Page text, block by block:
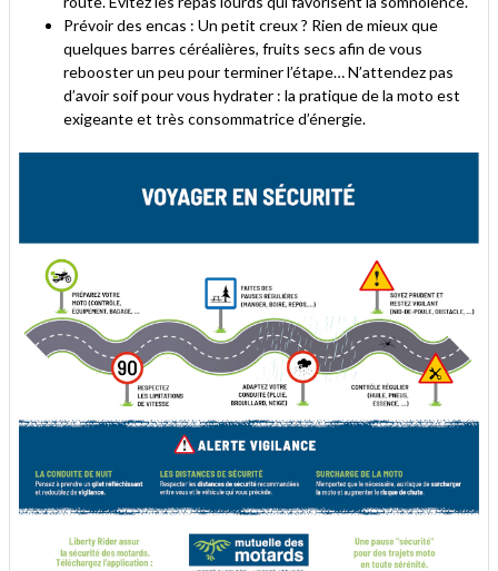
Prévoir des encas : Un petit creux ? Rien de mieux que
quelques barres céréalières, fruits secs afin de vous
rebooster un peu pour terminer l’étape… N’attendez pas
d’avoir soif pour vous hydrater : la pratique de la moto est
exigeante et très consommatrice d’énergie.